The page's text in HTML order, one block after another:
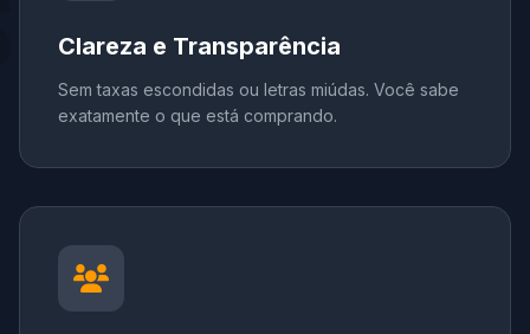
Clareza e Transparência
Sem taxas escondidas ou letras miúdas. Você sabe
exatamente o que está comprando.